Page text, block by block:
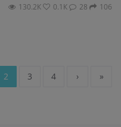
130.2К 0.1К 28 106
2 3 4 › »